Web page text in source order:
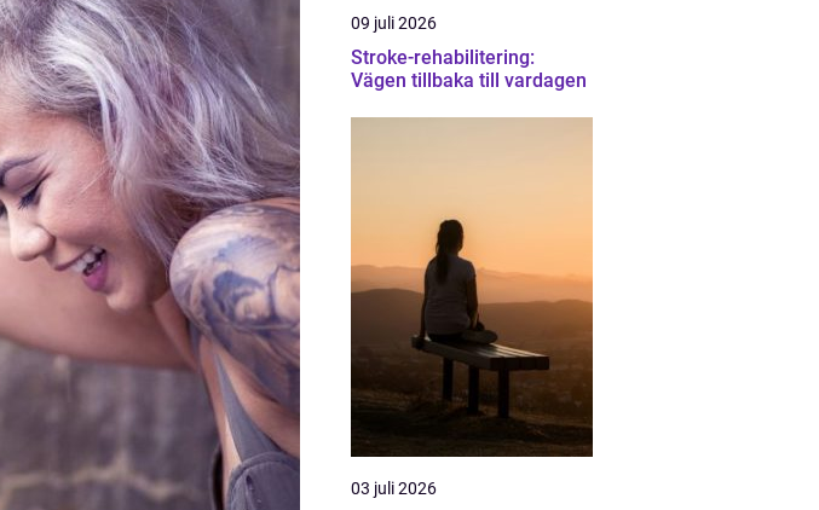
09 juli 2026
Stroke-rehabilitering:
Vägen tillbaka till vardagen
03 juli 2026